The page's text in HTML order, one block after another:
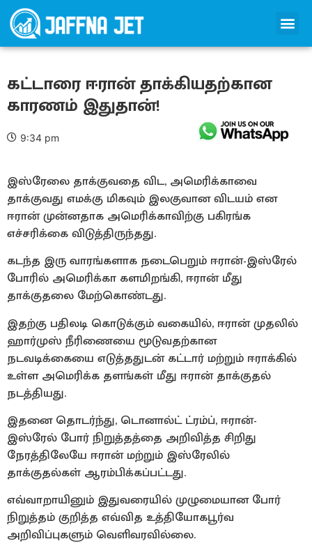
கட்டாரை ஈரான் தாக்கியதற்கான
காரணம் இதுதான்!
9:34 pm
இஸ்ரேலை தாக்குவதை விட, அமெரிக்காவை
தாக்குவது எமக்கு மிகவும் இலகுவான விடயம் என
ஈரான் முன்னதாக அமெரிக்காவிற்கு பகிரங்க
எச்சரிக்கை விடுத்திருந்தது.
கடந்த இரு வாரங்களாக நடைபெறும் ஈரான்-இஸ்ரேல்
போரில் அமெரிக்கா களமிறங்கி, ஈரான் மீது
தாக்குதலை மேற்கொண்டது.
இதற்கு பதிலடி கொடுக்கும் வகையில், ஈரான் முதலில்
ஹார்முஸ் நீரிணையை மூடுவதற்கான
நடவடிக்கையை எடுத்ததுடன் கட்டார் மற்றும் ஈராக்கில்
உள்ள அமெரிக்க தளங்கள் மீது ஈரான் தாக்குதல்
நடத்தியது.
இதனை தொடர்ந்து, டொனால்ட் ட்ரம்ப், ஈரான்-
இஸ்ரேல் போர் நிறுத்தத்தை அறிவித்த சிறிது
நேரத்திலேயே ஈரான் மற்றும் இஸ்ரேலில்
தாக்குதல்கள் ஆரம்பிக்கப்பட்டது.
எவ்வாறாயினும் இதுவரையில் முழுமையான போர்
நிறுத்தம் குறித்த எவ்வித உத்தியோகபூர்வ
அறிவிப்புகளும் வெளிவரவில்லை.